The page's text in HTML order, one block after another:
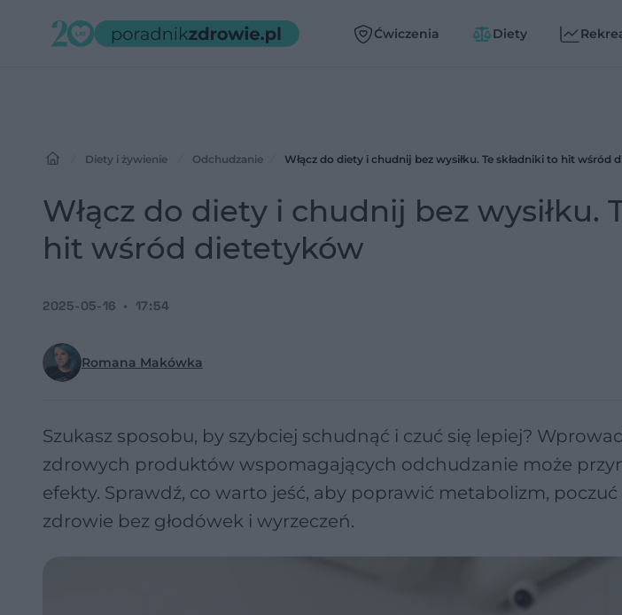
Ćwiczenia Diety
Diety i żywienie Odchudzanie Włącz do diety i chudnij bez wysiłku. Te składniki to hit wśród
Włącz do diety i chudnij bez wysiłku.
hit wśród dietetyków
Romana Makówka
2025-05-16 17:54
Szukasz sposobu, by szybciej schudnąć i czuć się lepiej?
zdrowych produktów wspomagających odchudzanie może
efekty. Sprawdź, co warto jeść, aby poprawić metabolizm,
zdrowie bez głodówek i wyrzeczeń.